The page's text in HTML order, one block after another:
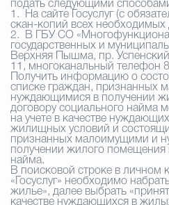
подать следующими
1.
На сайте Госуслуг (с
скан-копий всех необходимых
2.
В ГБУ СО
государственных и
Верхняя Пышма, пр.
11, многоканальный телефон
Получить информацию о
списке граждан, признанных
нуждающимися в получении
договору социального найма
на учете в качестве
жилищных условий и
признанных малоимущими и
получении жилого помещения
найма.
В поисковой строке в личном
«Госуслуг» необходимо
жилье», далее выбрать
качестве нуждающихся в